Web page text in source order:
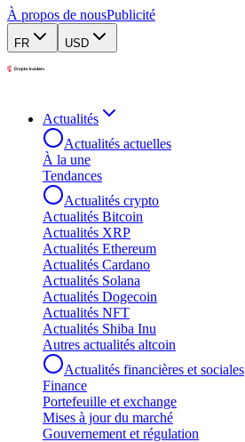
À propos de nousPublicité
FR USD
Actualités
Actualités actuelles
À la une
Tendances
Actualités crypto
Actualités Bitcoin
Actualités XRP
Actualités Ethereum
Actualités Cardano
Actualités Solana
Actualités Dogecoin
Actualités NFT
Actualités Shiba Inu
Autres actualités altcoin
Actualités financières et sociales
Finance
Portefeuille et exchange
Mises à jour du marché
Gouvernement et régulation